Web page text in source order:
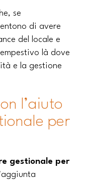
se
di avere
del locale e
là dove
e la gestione
l’aiuto
per
gestionale per